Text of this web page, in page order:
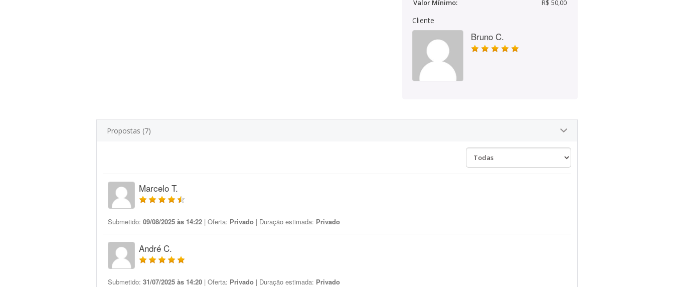
Valor Mínimo:
R$ 50,00
Cliente
Bruno C.
Propostas (7)
Marcelo T.
Submetido: 09/08/2025 às 14:22 | Oferta: Privado | Duração estimada: Privado
André C.
Submetido: 31/07/2025 às 14:20 | Oferta: Privado | Duração estimada: Privado